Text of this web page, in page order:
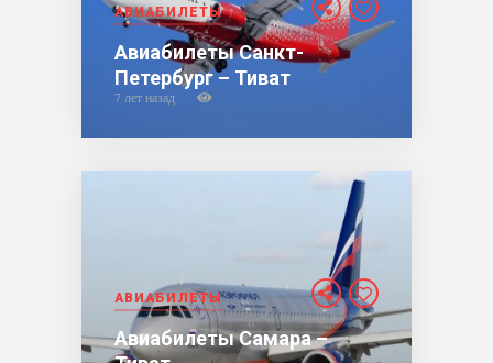
АВИАБИЛЕТЫ
Авиабилеты Санкт-
Петербург – Тиват
7 лет назад
АВИАБИЛЕТЫ
Авиабилеты Самара –